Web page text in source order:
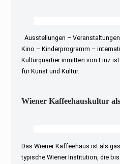
Ausstellungen –
Kino – Kinderprogramm –
Kulturquartier inmitten von Linz
für Kunst und Kultur.
Wiener Kaffeehauskultur
Das Wiener Kaffeehaus ist als
typische Wiener Institution, die